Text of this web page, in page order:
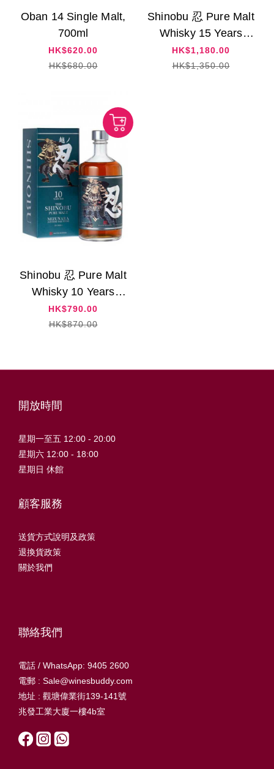
Oban 14 Single Malt,
700ml
HK$620.00
HK$680.00
Shinobu 忍 Pure Malt
Whisky 15 Years
Mizunara Oak Finish
HK$1,180.00
HK$1,350.00
Shinobu 忍 Pure Malt
Whisky 10 Years
Mizunara Oak Finish ,
700ml
HK$790.00
HK$870.00
開放時間
星期一至五 12:00 - 20:00
星期六 12:00 - 18:00
星期日 休館
顧客服務
送貨方式說明及政策
退換貨政策
關於我們
聯絡我們
電話 / WhatsApp: 9405 2600
電郵 : Sale@winesbuddy.com
地址 : 觀塘偉業街139-141號
兆發工業大廈一樓4b室